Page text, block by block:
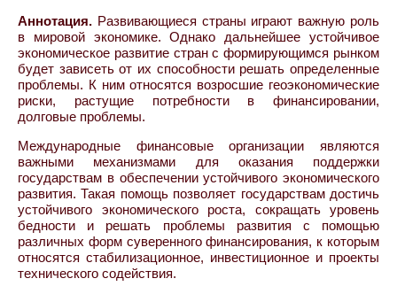
Аннотация. Развивающиеся страны играют важную роль
в мировой экономике. Однако дальнейшее устойчивое
экономическое развитие стран с формирующимся рынком
будет зависеть от их способности решать определенные
проблемы. К ним относятся возросшие геоэкономические
риски, растущие потребности в финансировании,
долговые проблемы.
Международные финансовые организации являются
важными механизмами для оказания поддержки
государствам в обеспечении устойчивого экономического
развития. Такая помощь позволяет государствам достичь
устойчивого экономического роста, сокращать уровень
бедности и решать проблемы развития с помощью
различных форм суверенного финансирования, к которым
относятся стабилизационное, инвестиционное и проекты
технического содействия.